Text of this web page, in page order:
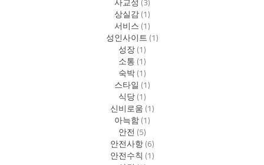
상실감(1)
서비스(1)
성인사이트(1)
성장(1)
소통(1)
숙박(1)
스타일 (1)
식당(1)
신비로움(1)
아늑함(1)
안전(5)
안전사항(6)
안전수칙 (1)